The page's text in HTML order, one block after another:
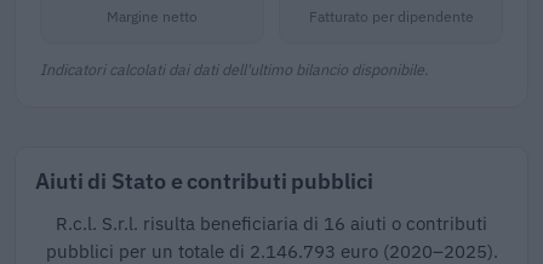
Margine netto Fatturato per dipendente
Indicatori calcolati dai dati dell'ultimo bilancio disponibile.
Aiuti di Stato e contributi pubblici
R.c.l. S.r.l. risulta beneficiaria di 16 aiuti o contributi
pubblici per un totale di 2.146.793 euro (2020–2025).